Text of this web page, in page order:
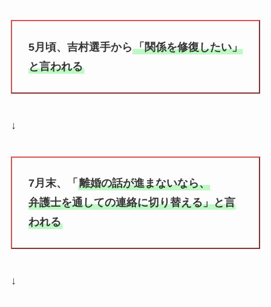
5月頃、吉村選手から「関係を修復したい」
と言われる
↓
7月末、「 離婚の話が進まないなら、
弁護士を通しての連絡に切り替える」と言
われる
↓